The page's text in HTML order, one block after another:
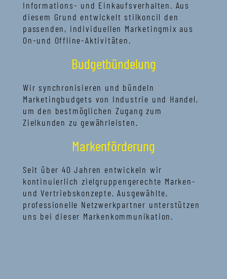
Informations- und Einkaufsverhalten. Aus
diesem Grund entwickelt stilkoncil den
passenden, individuellen Marketingmix aus
On-und Offline-Aktivitäten.
Budgetbündelung
Wir synchronisieren und bündeln
Marketingbudgets von Industrie und Handel,
um den bestmöglichen Zugang zum
Zielkunden zu gewährleisten.
Markenförderung
Seit über 40 Jahren entwickeln wir
kontinuierlich zielgruppengerechte Marken-
und Vertriebskonzepte. Ausgewählte,
professionelle Netzwerkpartner unterstützen
uns bei dieser Markenkommunikation.